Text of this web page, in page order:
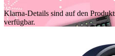
Klarna-Details sind auf den
verfügbar.